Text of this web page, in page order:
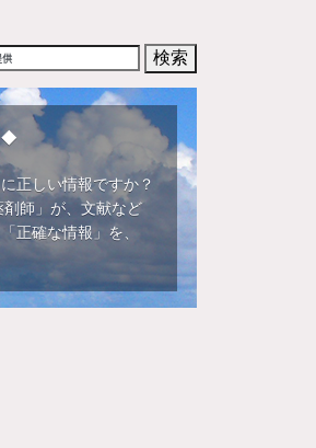
◆
正しい情報ですか？
師」が、文献など
正確な情報」を、